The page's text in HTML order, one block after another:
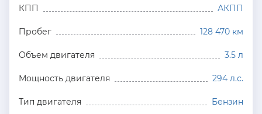
КПП АКПП
Пробег 128 470 км
Объем двигателя 3.5 л
Мощность двигателя 294 л.с.
Тип двигателя Бензин